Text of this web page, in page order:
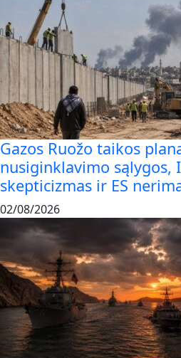
Gazos Ruožo taikos
nusiginklavimo sąlygos,
skepticizmas ir ES
02/08/2026